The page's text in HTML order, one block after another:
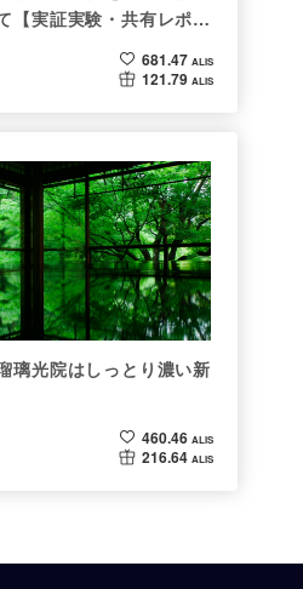
【実証実験・共有レポー
681.47 ALIS
121.79 ALIS
璃光院はしっとり濃い新
460.46 ALIS
216.64 ALIS